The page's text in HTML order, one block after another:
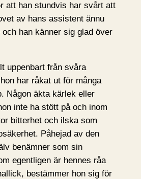
att han stundvis har svårt att
av hans assistent ännu
han känner sig glad över
uppenbart från svåra
har råkat ut för många
Någon äkta kärlek eller
inte ha stött på och inom
bitterhet och ilska som
Påhejad av den
benämner som sin
egentligen är hennes råa
bestämmer hon sig för